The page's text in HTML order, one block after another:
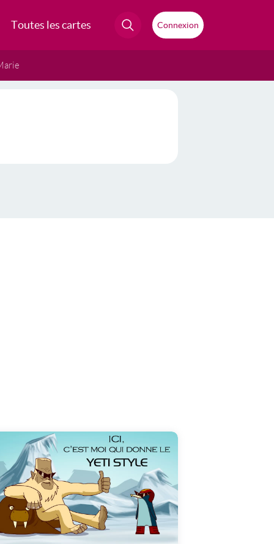
Toutes les cartes Connexion